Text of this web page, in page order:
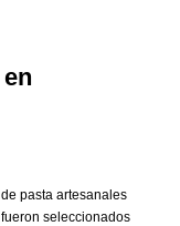
pasta artesanales
seleccionados